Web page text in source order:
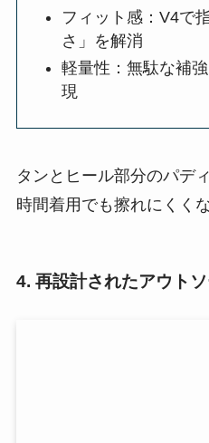
フィット感：V4で
さ」を解消
軽量性：無駄な補
現
タンとヒール部分のパデ
時間着用でも擦れにくく
4. 再設計されたアウト